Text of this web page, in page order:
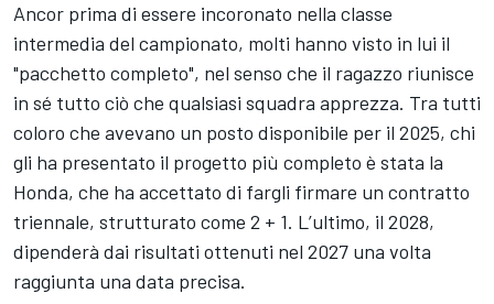
Ancor prima di essere incoronato nella classe
intermedia del campionato, molti hanno visto in lui il
"pacchetto completo", nel senso che il ragazzo riunisce
in sé tutto ciò che qualsiasi squadra apprezza. Tra tutti
coloro che avevano un posto disponibile per il 2025, chi
gli ha presentato il progetto più completo è stata la
Honda, che ha accettato di fargli firmare un contratto
triennale, strutturato come 2 + 1. L’ultimo, il 2028,
dipenderà dai risultati ottenuti nel 2027 una volta
raggiunta una data precisa.